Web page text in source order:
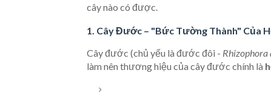
cây nào có được.
1. Cây Đước – "Bức Tường Thành" Của
Cây đước (chủ yếu là đước đôi - Rhizophora
làm nên thương hiệu của cây đước chính là